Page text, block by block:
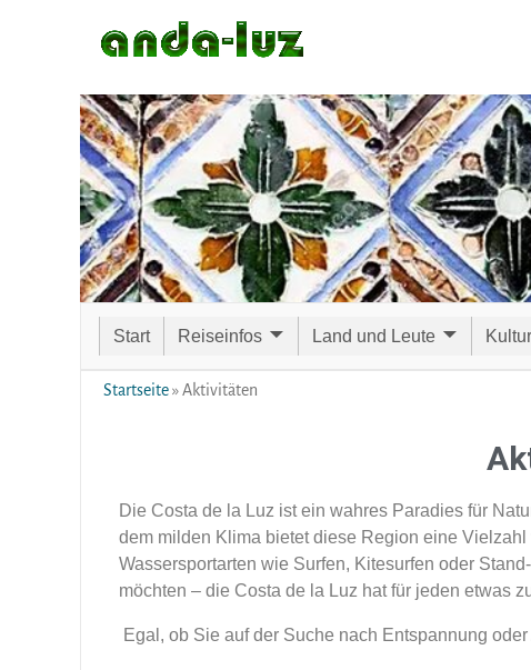
Start Reiseinfos Land und Leute
Startseite»Aktivitäten
Die Costa de la Luz ist ein wahres Paradies für
dem milden Klima bietet diese Region eine
Wassersportarten wie Surfen, Kitesurfen oder
möchten – die Costa de la Luz hat für jeden etwas
Egal, ob Sie auf der Suche nach Entspannung